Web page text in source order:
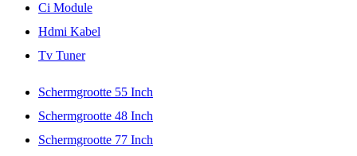
Ci Module
Hdmi Kabel
Tv Tuner
Schermgrootte 55 Inch
Schermgrootte 48 Inch
Schermgrootte 77 Inch